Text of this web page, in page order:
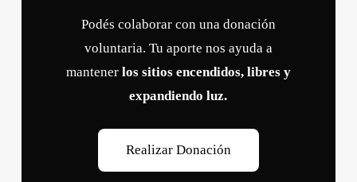
Podés colaborar con una donación
voluntaria. Tu aporte nos ayuda a
mantener los sitios encendidos, libres y
expandiendo luz.
Realizar Donación